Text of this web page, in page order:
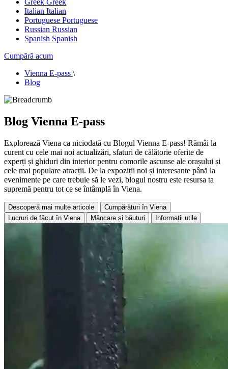
Greek Greek
Italian Italian
Portuguese Portuguese
Russian Russian
Spanish Spanish
Cumpără acum
Vienna E-pass \
Blog
Blog Vienna E-pass
Explorează Viena ca niciodată cu Blogul Vienna E-pass! Rămâi la
curent cu cele mai noi actualizări, sfaturi de călătorie oferite de
experți și ghiduri din interior pentru comorile ascunse ale orașului și
cele mai populare atracții. De la expoziții noi și interesante până la
evenimente pe care trebuie să le vezi, blogul nostru este resursa ta
supremă pentru tot ce se întâmplă în Viena.
Descoperă mai multe articole
Cumpărături în Viena
Lucruri de făcut în Viena
Mâncare și băuturi Informații utile